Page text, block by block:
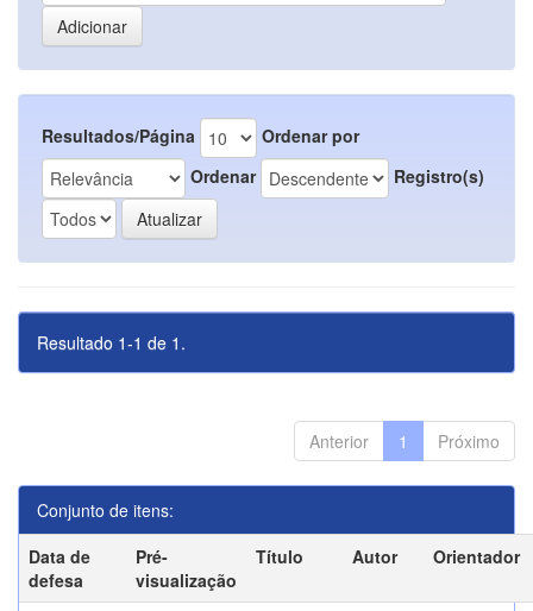
Resultados/Página
Ordenar por
Ordenar
Registro(s)
Resultado 1-1 de 1.
Anterior 1 Próximo
Conjunto de itens:
Data de
defesa
Pré-
visualização
Título Autor Orientador